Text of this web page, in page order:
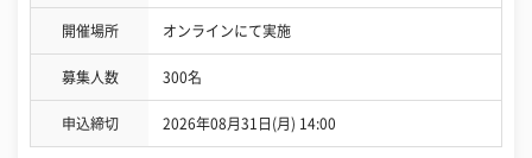
開催場所 オンラインにて実施
募集人数 300名
申込締切 2026年08月31日(月) 14:00